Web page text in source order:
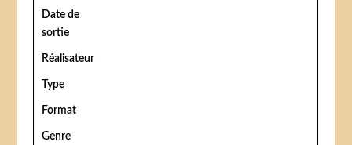
Date de
sortie
Réalisateur
Type
Format
Genre